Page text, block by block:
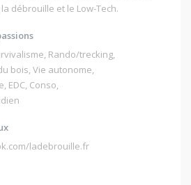
débrouille et le Low-Tech.
, Rando/trecking,
bois, Vie autonome,
, EDC, Conso,
ladebrouille.fr